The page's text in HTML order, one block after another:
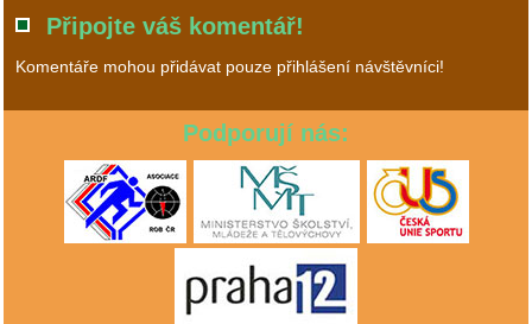
Připojte váš komentář!
Komentáře mohou přidávat pouze přihlášení návštěvníci!
Podporují nás: